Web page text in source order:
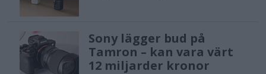
Sony lägger bud på
Tamron – kan vara värt
12 miljarder kronor